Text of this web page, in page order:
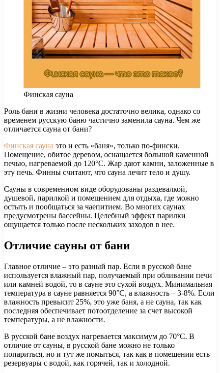
Финская сауна
Роль бани в жизни человека достаточно велика, однако со
временем русскую баню частично заменила сауна. Чем же
отличается сауна от бани?
Финская сауна это и есть «баня», только по-фински.
Помещение, обитое деревом, оснащается большой каменной
печью, нагреваемой до 120°С. Жар дают камни, заложенные в
эту печь. Финны считают, что сауна лечит тело и душу.
Сауны в современном виде оборудованы раздевалкой,
душевой, парилкой и помещением для отдыха, где можно
остыть и пообщаться за чаепитием. Во многих саунах
предусмотрены бассейны. Целебный эффект парилки
ощущается только после нескольких заходов в нее.
Отличие сауны от бани
Главное отличие – это разный пар. Если в русской бане
используется влажный пар, получаемый при обливании печи
или камней водой, то в сауне это сухой воздух. Минимальная
температура в сауне равняется 90°С, а влажность – 3-8%. Если
влажность превысит 25%, это уже баня, а не сауна, так как
последняя обеспечивает потоотделение за счет высокой
температуры, а не влажности.
В русской бане воздух нагревается максимум до 70°С. В
отличие от сауны, в русской бане можно не только
попариться, но и тут же помыться, так как в помещении есть
резервуары с водой, как горячей, так и холодной.